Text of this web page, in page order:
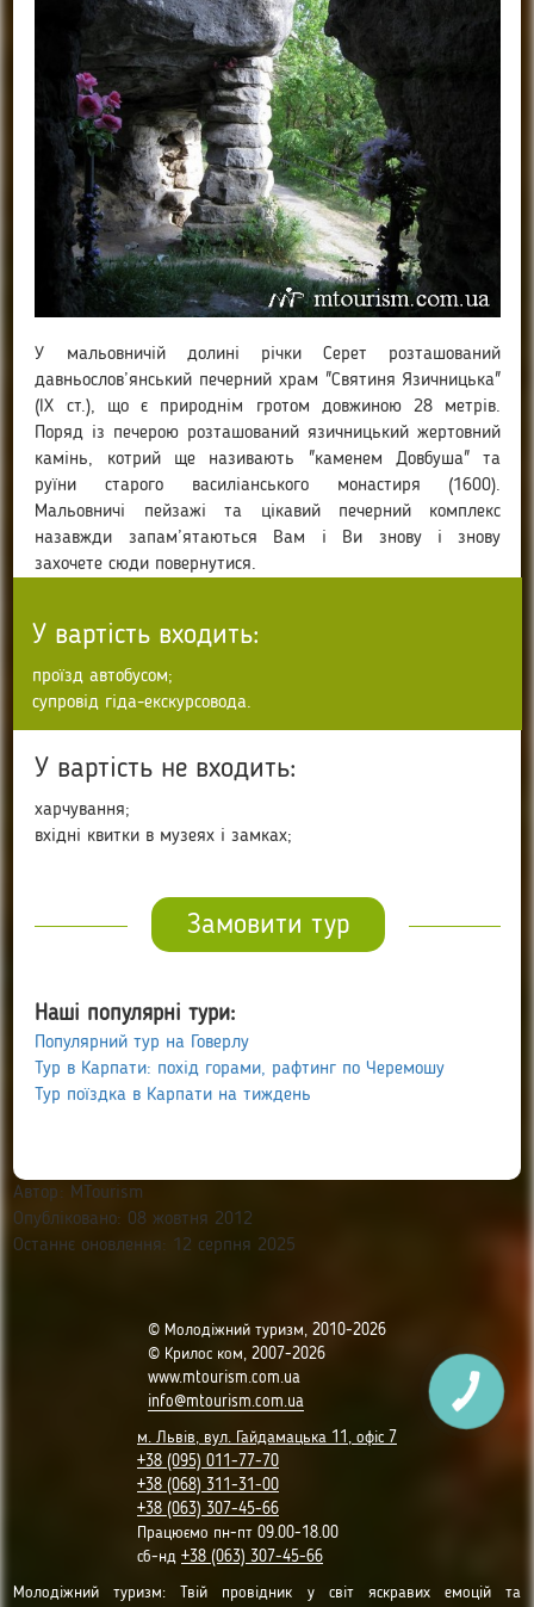
У мальовничій долині річки Серет розташований
давньослов’янський печерний храм "Святиня Язичницька"
(IX ст.), що є природнім гротом довжиною 28 метрів.
Поряд із печерою розташований язичницький жертовний
камінь, котрий ще називають "каменем Довбуша" та
руїни старого василіанського монастиря (1600).
Мальовничі пейзажі та цікавий печерний комплекс
назавжди запам’ятаються Вам і Ви знову і знову
захочете сюди повернутися.
У вартість входить:
проїзд автобусом;
супровід гіда-екскурсовода.
У вартість не входить:
харчування;
вхідні квитки в музеях і замках;
Замовити тур
Наші популярні тури:
Популярний тур на Говерлу
Тур в Карпати: похід горами, рафтинг по Черемошу
Тур поїздка в Карпати на тиждень
Автор: MTourism
Опубліковано: 08 жовтня 2012
Останнє оновлення: 12 серпня 2025
© Молодіжний туризм, 2010-2026
© Крилос ком, 2007-2026
www.mtourism.com.ua
info@mtourism.com.ua
м. Львів, вул. Гайдамацька 11, офіс 7
+38 (095) 011-77-70
+38 (068) 311-31-00
+38 (063) 307-45-66
Працюємо пн-пт 09.00-18.00
сб-нд +38 (063) 307-45-66
Молодіжний туризм: Твій провідник у світ яскравих емоцій та